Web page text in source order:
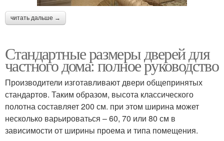
читать дальше →
Стандартные размеры дверей для
частного дома: полное руководство
Производители изготавливают двери общепринятых
стандартов. Таким образом, высота классического
полотна составляет 200 см. при этом ширина может
несколько варьироваться – 60, 70 или 80 см в
зависимости от ширины проема и типа помещения.